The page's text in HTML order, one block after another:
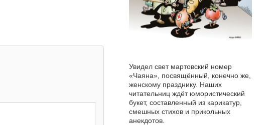
Увидел свет мартовский номер
«Чаяна», посвящённый, конечно же,
женскому празднику. Наших
читательниц ждёт юмористический
букет, составленный из карикатур,
смешных стихов и прикольных
анекдотов.